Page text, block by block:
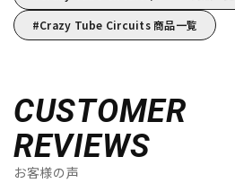
Crazy Tube Circuits 商品一覧
CUSTOMER
REVIEWS
お客様の声